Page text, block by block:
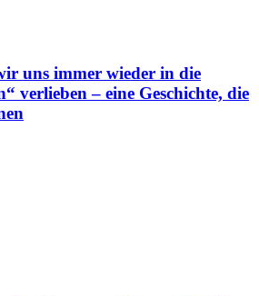
uns immer wieder in die
verlieben – eine Geschichte, die